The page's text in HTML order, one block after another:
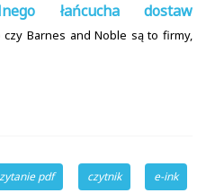
łańcucha dostaw
czy Barnes and Noble są to firmy,
pdf czytnik e-ink